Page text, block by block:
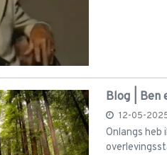
Blog | Ben
12-05-
Onlangs heb